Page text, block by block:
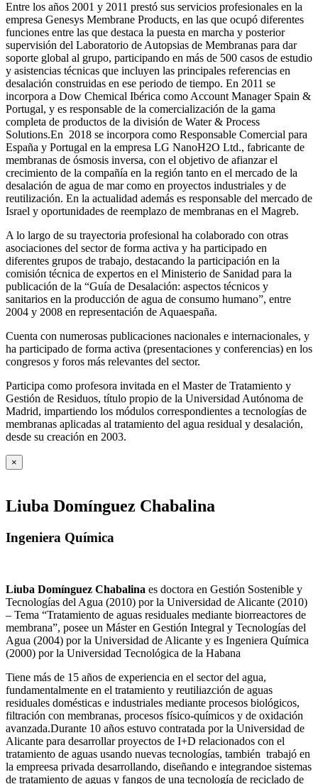
Entre los años 2001 y 2011 prestó sus servicios profesionales en la
empresa Genesys Membrane Products, en las que ocupó diferentes
funciones entre las que destaca la puesta en marcha y posterior
supervisión del Laboratorio de Autopsias de Membranas para dar
soporte global al grupo, participando en más de 500 casos de estudio
y asistencias técnicas que incluyen las principales referencias en
desalación construidas en ese periodo de tiempo. En 2011 se
incorpora a Dow Chemical Ibérica como Account Manager Spain &
Portugal, y es responsable de la comercialización de la gama
completa de productos de la división de Water & Process
Solutions.En 2018 se incorpora como Responsable Comercial para
España y Portugal en la empresa LG NanoH2O Ltd., fabricante de
membranas de ósmosis inversa, con el objetivo de afianzar el
crecimiento de la compañía en la región tanto en el mercado de la
desalación de agua de mar como en proyectos industriales y de
reutilización. En la actualidad además es responsable del mercado de
Israel y oportunidades de reemplazo de membranas en el Magreb.
A lo largo de su trayectoria profesional ha colaborado con otras
asociaciones del sector de forma activa y ha participado en
diferentes grupos de trabajo, destacando la participación en la
comisión técnica de expertos en el Ministerio de Sanidad para la
publicación de la “Guía de Desalación: aspectos técnicos y
sanitarios en la producción de agua de consumo humano”, entre
2004 y 2008 en representación de Aquaespaña.
Cuenta con numerosas publicaciones nacionales e internacionales, y
ha participado de forma activa (presentaciones y conferencias) en los
congresos y foros más relevantes del sector.
Participa como profesora invitada en el Master de Tratamiento y
Gestión de Residuos, título propio de la Universidad Autónoma de
Madrid, impartiendo los módulos correspondientes a tecnologías de
membranas aplicadas al tratamiento del agua residual y desalación,
desde su creación en 2003.
×
Liuba Domínguez Chabalina
Ingeniera Química
Liuba Domínguez Chabalina es doctora en Gestión Sostenible y
Tecnologías del Agua (2010) por la Universidad de Alicante (2010)
– Tema “Tratamiento de aguas residuales mediante biorreactores de
membrana”, posee un Máster en Gestión Integral y Tecnologías del
Agua (2004) por la Universidad de Alicante y es Ingeniera Química
(2000) por la Universidad Tecnológica de la Habana
Tiene más de 15 años de experiencia en el sector del agua,
fundamentalmente en el tratamiento y reutiliazción de aguas
residuales domésticas e industriales mediante procesos biológicos,
filtración con membranas, procesos físico-químicos y de oxidación
avanzada.Durante 10 años estuvo contratada por la Universidad de
Alicante para desarrollar proyectos de I+D relacionados con el
tratamiento de aguas usando nuevas tecnologías, también trabajó en
la empreesa privada desarrollando, diseñando e integrandoe sistemas
de tratamiento de aguas y fangos de una tecnología de reciclado de